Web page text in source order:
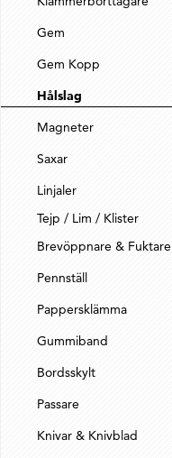
Gem
Gem Kopp
Hålslag
Magneter
Saxar
Linjaler
Tejp / Lim / Klister
Brevöppnare & Fuktare
Pennställ
Pappersklämma
Gummiband
Bordsskylt
Passare
Knivar & Knivblad